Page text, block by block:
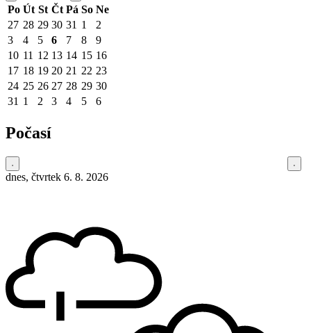
Po Út St Čt Pá So Ne
27 28 29 30 31 1
2
3
4 5 6 7 8
9
10 11 12 13 14 15 16
17 18 19 20 21 22 23
24 25 26 27 28 29 30
31 1 2 3 4 5 6
Počasí
dnes, čtvrtek 6. 8. 2026